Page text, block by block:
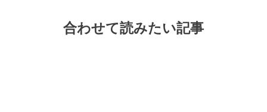
合わせて読みたい記事